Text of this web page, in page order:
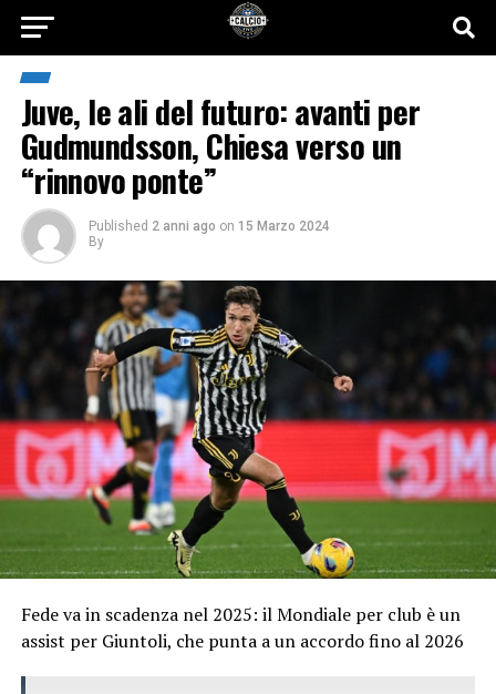
Juve, le ali del futuro: avanti per
Gudmundsson, Chiesa verso un
“rinnovo ponte”
Published 2 anni ago on 15 Marzo 2024
By
Fede va in scadenza nel 2025: il Mondiale per club è un
assist per Giuntoli, che punta a un accordo fino al 2026